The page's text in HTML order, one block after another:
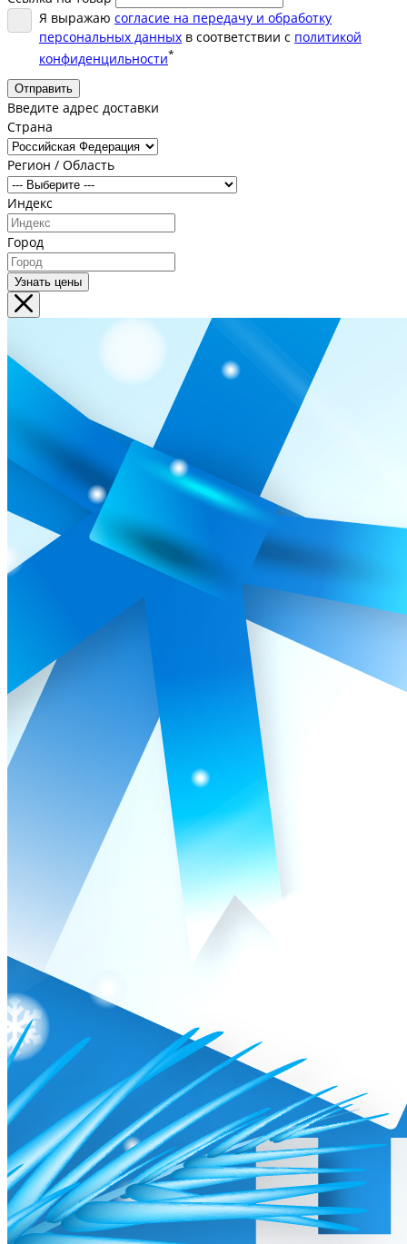
Я выражаю согласие на передачу и обработку
персональных данных в соответствии с политикой
конфиденцильности*
Отправить
Введите адрес доставки
Страна
Регион / Область
Индекс
Город
Узнать цены